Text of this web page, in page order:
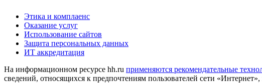
Этика и комплаенс
Оказание услуг
Использование сайтов
Защита персональных данных
ИТ аккредитация
На информационном ресурсе hh.ru применяются рекомендательные
сведений, относящихся к предпочтениям пользователей сети